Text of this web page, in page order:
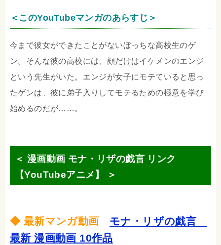
＜このYouTubeマンガのあらすじ＞
今まで彼女ができたことがないぼっちな高校生のゲ
ン。そんな彼の高校には、顔だけはイケメンのエンジ
という先生がいた。エンジが女子にモテていると思っ
たゲンは、彼に弟子入りしてモテるための極意を学び
始めるのだが……。
＜ 漫画動画 モナ・リザの戯言 リンク
【YouTubeアニメ】 ＞
◆ 最新マンガ動画 モナ・リザの戯言
最新 漫画動画 10作品